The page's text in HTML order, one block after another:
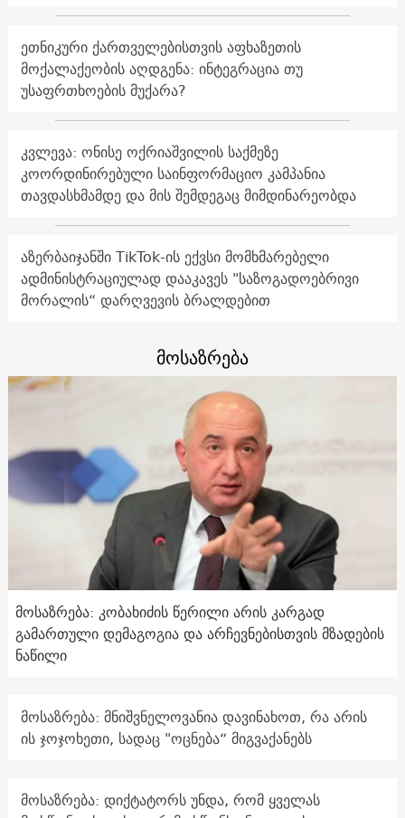
ეთნიკური ქართველებისთვის აფხაზეთის
მოქალაქეობის აღდგენა: ინტეგრაცია თუ
უსაფრთხოების მუქარა?
კვლევა: ონისე ოქრიაშვილის საქმეზე
კოორდინირებული საინფორმაციო კამპანია
თავდასხმამდე და მის შემდეგაც მიმდინარეობდა
აზერბაიჯანში TikTok-ის ექვსი მომხმარებელი
ადმინისტრაციულად დააკავეს "საზოგადოებრივი
მორალის“ დარღვევის ბრალდებით
მოსაზრება
მოსაზრება: კობახიძის წერილი არის კარგად
გამართული დემაგოგია და არჩევნებისთვის მზადების
ნაწილი
მოსაზრება: მნიშვნელოვანია დავინახოთ, რა არის
ის ჯოჯოხეთი, სადაც "ოცნება“ მიგვაქანებს
მოსაზრება: დიქტატორს უნდა, რომ ყველას